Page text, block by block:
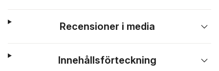
Recensioner i media
Innehållsförteckning